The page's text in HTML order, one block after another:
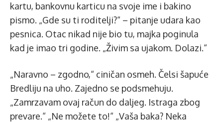
kartu, bankovnu karticu na svoje ime i bakino
pismo. „Gde su ti roditelji?“ – pitanje udara kao
pesnica. Otac nikad nije bio tu, majka poginula
kad je imao tri godine. „Živim sa ujakom. Dolazi.“
„Naravno – zgodno,“ ciničan osmeh. Čelsi šapuće
Bredliju na uho. Zajedno se podsmehuju.
„Zamrzavam ovaj račun do daljeg. Istraga zbog
prevare.“ „Ne možete to!“ „Vaša baka? Neka